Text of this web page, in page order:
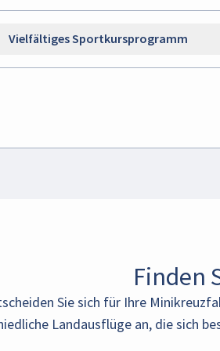
Vielfältiges Sportkursprogramm
Finden
Sie sich für Ihre
Landausflüge an, die sich